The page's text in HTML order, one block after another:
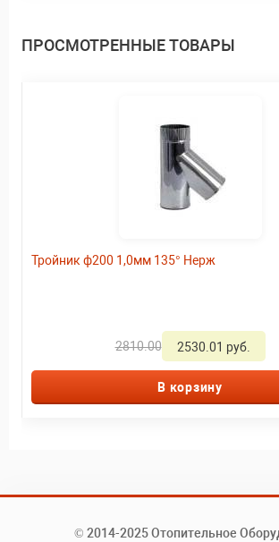
ПРОСМОТРЕННЫЕ ТОВАРЫ
Тройник ф200 1,0мм 135° Нерж
2810.00 2530.01 руб.
В корзину
© 2014-2025 Отопительное